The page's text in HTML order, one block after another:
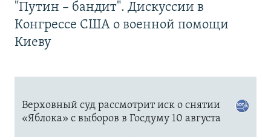
"Путин – бандит". Дискуссии в
Конгрессе США о военной помощи
Киеву